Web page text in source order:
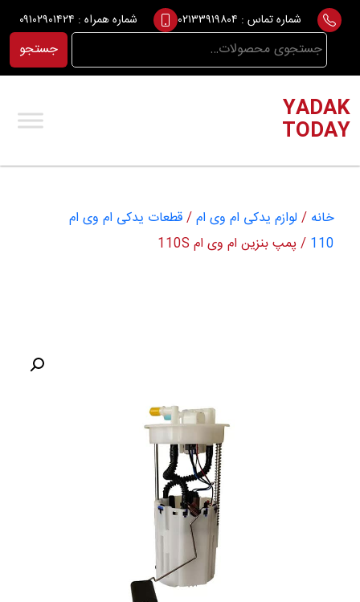
Skip
content
شماره تماس : ۰۲۱۳۳۹۱۹۸۰۴ شماره همراه : ۰۹۱۰۲۹۰۱۴۲۴
جستجو
برای:
جستجو
YADAK
TODAY
خانه / لوازم یدکی ام وی ام/قطعات یدکی ام وی ام
110 / پمپ بنزین ام وی ام 110S